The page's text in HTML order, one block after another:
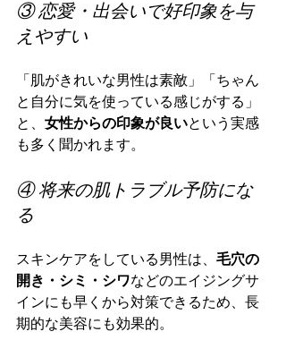
③ 恋愛・出会いで好印象を与
えやすい
「肌がきれいな男性は素敵」「ちゃん
と自分に気を使っている感じがする」
と、 女性からの印象が良いという実感
も多く聞かれます。
④ 将来の肌トラブル予防にな
る
スキンケアをしている男性は、 毛穴の
開き・シミ・シワなどのエイジングサ
インにも早くから対策できるため、長
期的な美容にも効果的。